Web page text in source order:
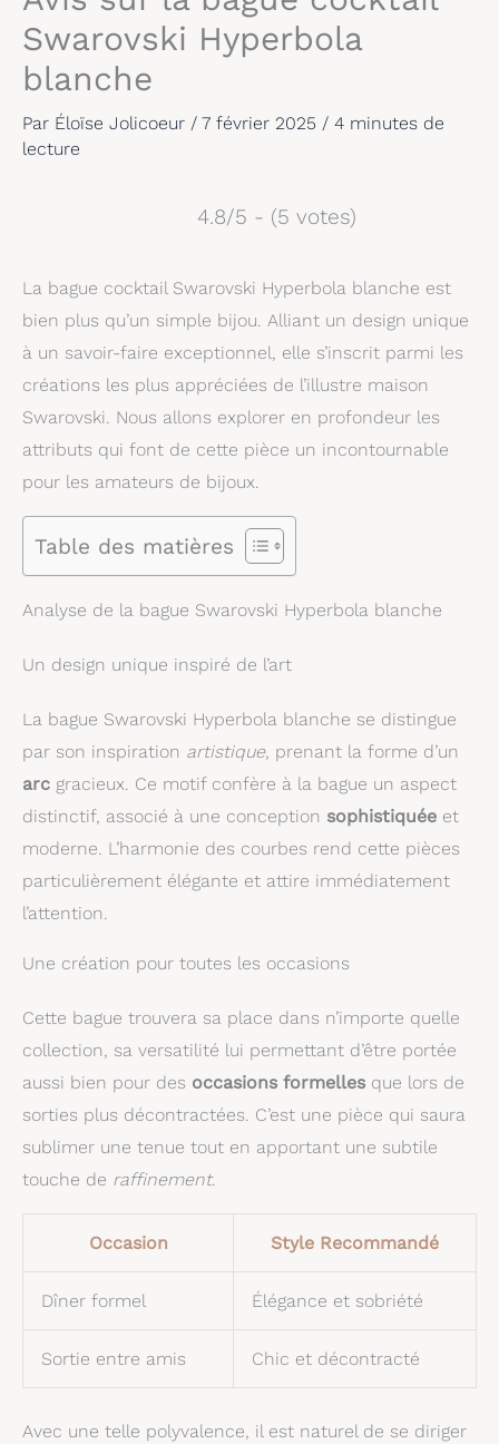
Swarovski Hyperbola
blanche
Par Éloïse Jolicoeur / 7 février 2025 / 4 minutes de
lecture
4.8/5 - (5 votes)
La bague cocktail Swarovski Hyperbola blanche est
bien plus qu’un simple bijou. Alliant un design unique
à un savoir-faire exceptionnel, elle s’inscrit parmi les
créations les plus appréciées de l’illustre maison
Swarovski. Nous allons explorer en profondeur les
attributs qui font de cette pièce un incontournable
pour les amateurs de bijoux.
Table des matières
Analyse de la bague Swarovski Hyperbola blanche
Un design unique inspiré de l’art
La bague Swarovski Hyperbola blanche se distingue
par son inspiration artistique, prenant la forme d’un
arc gracieux. Ce motif confère à la bague un aspect
distinctif, associé à une conception sophistiquée et
moderne. L’harmonie des courbes rend cette pièces
particulièrement élégante et attire immédiatement
l’attention.
Une création pour toutes les occasions
Cette bague trouvera sa place dans n’importe quelle
collection, sa versatilité lui permettant d’être portée
aussi bien pour des occasions formelles que lors de
sorties plus décontractées. C’est une pièce qui saura
sublimer une tenue tout en apportant une subtile
touche de raffinement.
Occasion Style Recommandé
Dîner formel Élégance et sobriété
Sortie entre amis Chic et décontracté
Avec une telle polyvalence, il est naturel de se diriger